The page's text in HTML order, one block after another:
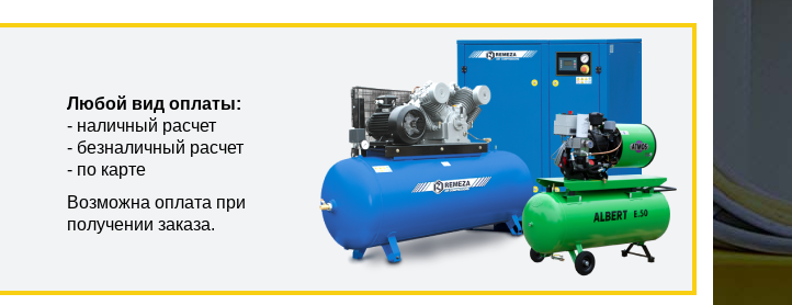
Любой вид оплаты:
- наличный расчет
- безналичный расчет
- по карте
Возможна оплата при
получении заказа.